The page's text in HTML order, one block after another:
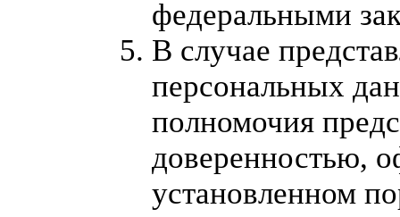
федеральными
В случае
персональных
полномочия
доверенностью,
установленном